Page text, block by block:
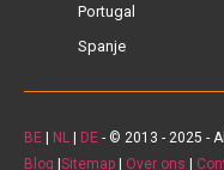
Portugal
Spanje
BE | NL | DE - © 2013 - 2025 -
Blog |Sitemap | Over ons |